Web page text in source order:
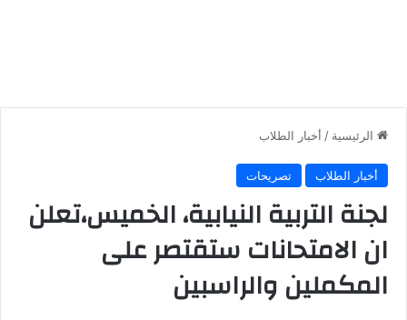
الرئيسية / أخبار الطلاب
أخبار الطلاب تصريحات
لجنة التربية النيابية، الخميس،تعلن
ان الامتحانات ستقتصر على
المكملين والراسبين